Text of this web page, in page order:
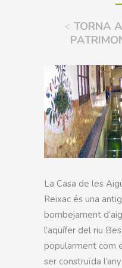
< TORNA
La Casa de les
Reixac és una
bombejament
l’aqüífer del riu
popularment com
ser construïda